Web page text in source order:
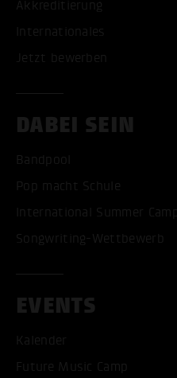
Akkreditierung
Internationales
Jetzt bewerben
DABEI SEIN
Bandpool
Pop macht Schule
International Summer Camp
Songwriting-Wettbewerb
EVENTS
Kalender
Future Music Camp